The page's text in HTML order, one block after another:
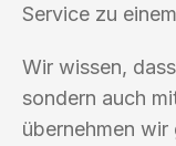
Service zu
Wir wissen,
sondern auch
übernehmen wir